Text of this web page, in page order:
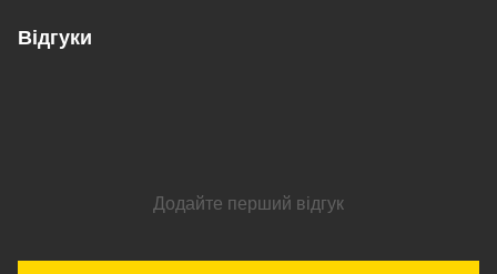
Відгуки
Додайте перший відгук